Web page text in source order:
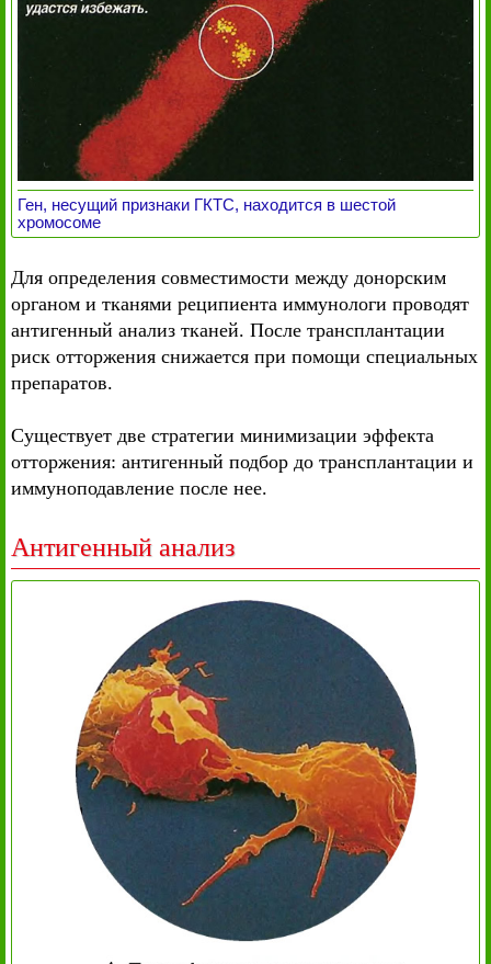
Ген, несущий признаки ГКТС, находится в шестой
хромосоме
Для определения совместимости между донорским
органом и тканями реципиента иммунологи проводят
антигенный анализ тканей. После трансплантации
риск отторжения снижается при помощи специальных
препаратов.
Существует две стратегии минимизации эффекта
отторжения: антигенный подбор до трансплантации и
иммуноподавление после нее.
Антигенный анализ